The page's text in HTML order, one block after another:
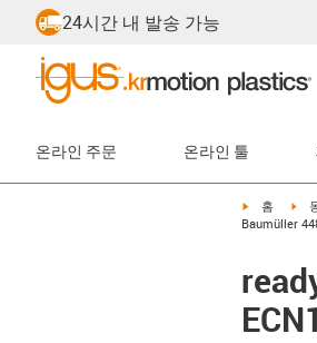
24시간 내 발송 가능
온라인 주문 온라인 툴
igus-icon-
홈
Baumüller